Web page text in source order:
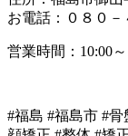
お電話：０８０－
営業時間：10:00
#福島 #福島市 #